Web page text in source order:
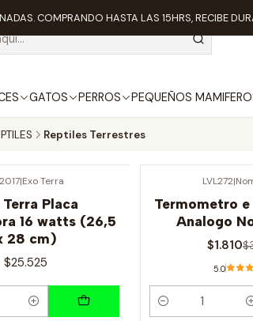
GATOS PERROS PEQUEÑOS
COMPRANDO HASTA LAS 15HRS, RECIBE
Reptiles Terrestres
|Exo Terra
Terra Placa
16 watts (26,5
28 cm)
$25.525
LVL272|
Termometro
Analogo
$1.810
5.0
Cantidad